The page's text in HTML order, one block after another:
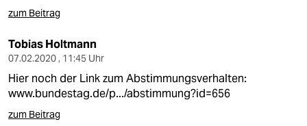
zum Beitrag
Tobias Holtmann
07.02.2020 , 11:45 Uhr
Hier noch der Link zum Abstimmungsverhalten:
www.bundestag.de/p.../abstimmung?id=656
zum Beitrag